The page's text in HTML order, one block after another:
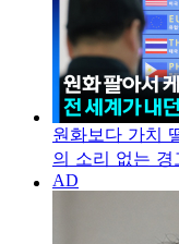
원화보다 가치
의 소리 없는